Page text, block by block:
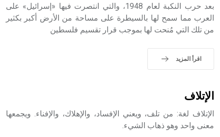
- هل تعلم أن أبجر Abgar اسم معروف جيداً يعود إلى عدد من
الملوك الذين حكموا مدينة إديسا (الرها) من أبجر الأول وحتى
حيث تقتصر القيمة الصوتية للعلامة الك
بعد حرب النكبة لعام 1948، والتي انتصرت فيها «إسرائيل» على
العرب مما سمح لها بالسيطرة على مساحة من الأرض أكبر بكثير
من تلك التي مُنحت لها بموجب قرار تقسيم فلسطين
اقرأ المزيد
الإتلاف
الإتلاف لغة: من تلف، ويعني الإفساد، والإهلاك، والإفناء. ويجمعها
معنى واحد وهو ذهاب الشيء.